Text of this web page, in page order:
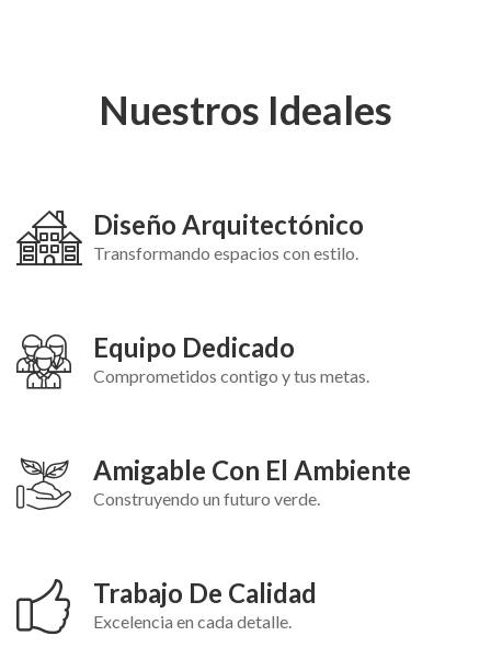
Nuestros Ideales
Diseño Arquitectónico
Transformando espacios con estilo.
Equipo Dedicado
Comprometidos contigo y tus metas.
Amigable Con El Ambiente
Construyendo un futuro verde.
Trabajo De Calidad
Excelencia en cada detalle.